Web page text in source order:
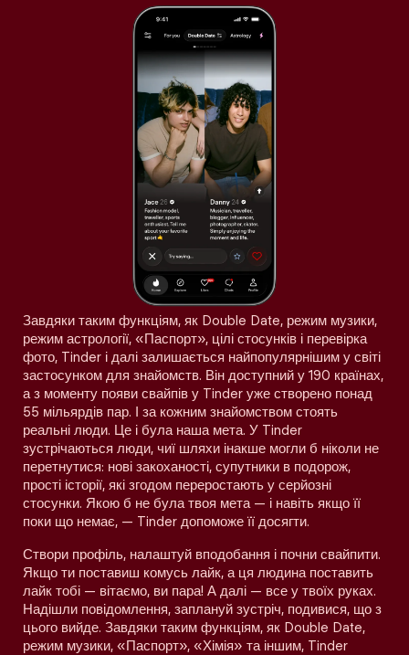
Завдяки таким функціям, як Double Date, режим музики,
режим астрології, «Паспорт», цілі стосунків і перевірка
фото, Tinder і далі залишається найпопулярнішим у світі
застосунком для знайомств. Він доступний у 190 країнах,
а з моменту появи свайпів у Tinder уже створено понад
55 мільярдів пар. І за кожним знайомством стоять
реальні люди. Це і була наша мета. У Tinder
зустрічаються люди, чиї шляхи інакше могли б ніколи не
перетнутися: нові закоханості, супутники в подорож,
прості історії, які згодом переростають у серйозні
стосунки. Якою б не була твоя мета — і навіть якщо її
поки що немає, — Tinder допоможе її досягти.
Створи профіль, налаштуй вподобання і почни свайпити.
Якщо ти поставиш комусь лайк, а ця людина поставить
лайк тобі — вітаємо, ви пара! А далі — все у твоїх руках.
Надішли повідомлення, заплануй зустріч, подивися, що з
цього вийде. Завдяки таким функціям, як Double Date,
режим музики, «Паспорт», «Хімія» та іншим, Tinder